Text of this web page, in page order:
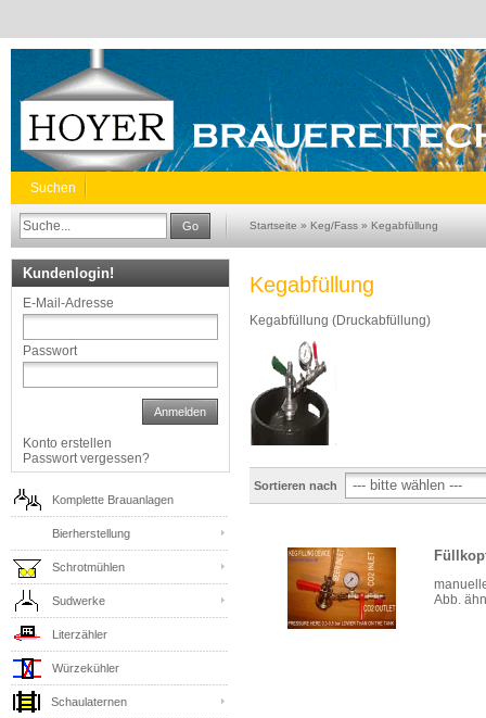
Suchen
Go Startseite » Keg/Fass » Kegabfüllung
Kegabfüllung
Kegabfüllung (Druckabfüllung)
Sortieren nach
Abb.
Kundenlogin!
E-Mail-Adresse
Passwort
Anmelden
Konto erstellen
Passwort vergessen?
Komplette Brauanlagen
Bierherstellung
Schrotmühlen
Sudwerke
Literzähler
Würzekühler
Schaulaternen